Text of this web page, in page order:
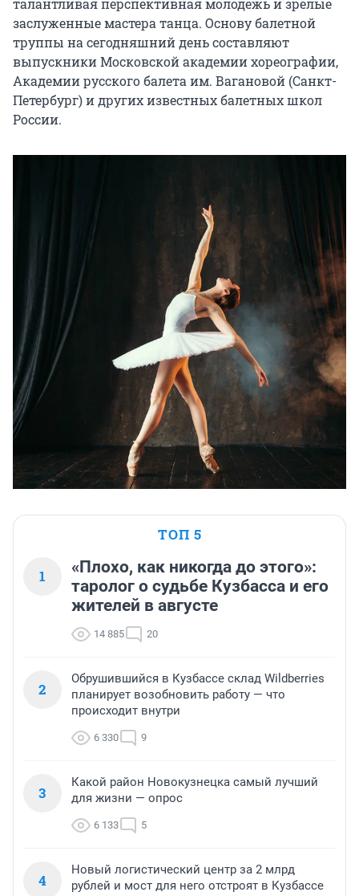
талантливая перспективная молодёжь и зрелые
заслуженные мастера танца. Основу балетной
труппы на сегодняшний день составляют
выпускники Московской академии хореографии,
Академии русского балета им. Вагановой (Санкт-
Петербург) и других известных балетных школ
России.
ТОП 5
1
«Плохо, как никогда до этого»:
таролог о судьбе Кузбасса и его
жителей в августе
14 885 20
2
Обрушившийся в Кузбассе склад Wildberries
планирует возобновить работу — что
происходит внутри
6 330 9
3
Какой район Новокузнецка самый лучший
для жизни — опрос
6 133 5
4
Новый логистический центр за 2 млрд
рублей и мост для него отстроят в Кузбассе